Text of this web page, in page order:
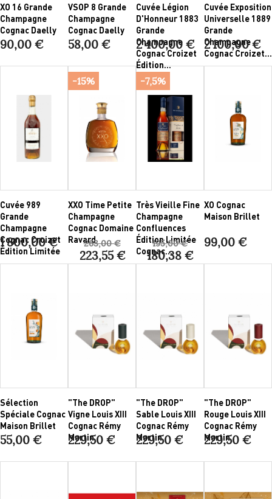
XO 16 Grande
Champagne
Cognac Daelly
90,00 €
VSOP 8 Grande
Champagne
Cognac Daelly
58,00 €
Cuvée Légion
D'Honneur 1883
Grande
Champagne
Cognac Croizet
Édition...
2 400,00 €
Cuvée Exposition
Universelle 1889
Grande
Champagne
Cognac Croizet...
2 100,00 €
Cuvée 989
Grande
Champagne
Cognac Croizet
Édition Limitée
1 800,00 €
XXO Time Petite
Champagne
Cognac Domaine
Ravard263,00 €
223,55 €
-15%
Très Vieille Fine
Champagne
Confluences
Édition Limitée
Cognac...
195,00 €
180,38 €
-7,5%
XO Cognac
Maison Brillet
99,00 €
Sélection
Spéciale Cognac
Maison Brillet
55,00 €
"The DROP"
Vigne Louis XIII
Cognac Rémy
Martin
229,50 €
"The DROP"
Sable Louis XIII
Cognac Rémy
Martin
229,50 €
"The DROP"
Rouge Louis XIII
Cognac Rémy
Martin
229,50 €